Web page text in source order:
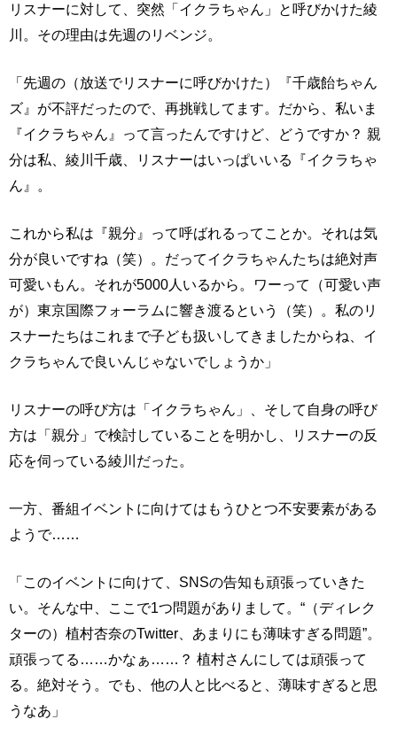
リスナーに対して、突然「イクラちゃん」と呼びかけた綾
川。その理由は先週のリベンジ。
「先週の（放送でリスナーに呼びかけた）『千歳飴ちゃん
ズ』が不評だったので、再挑戦してます。だから、私いま
『イクラちゃん』って言ったんですけど、どうですか？ 親
分は私、綾川千歳、リスナーはいっぱいいる『イクラちゃ
ん』。
これから私は『親分』って呼ばれるってことか。それは気
分が良いですね（笑）。だってイクラちゃんたちは絶対声
可愛いもん。それが5000人いるから。ワーって（可愛い声
が）東京国際フォーラムに響き渡るという（笑）。私のリ
スナーたちはこれまで子ども扱いしてきましたからね、イ
クラちゃんで良いんじゃないでしょうか」
リスナーの呼び方は「イクラちゃん」、そして自身の呼び
方は「親分」で検討していることを明かし、リスナーの反
応を伺っている綾川だった。
一方、番組イベントに向けてはもうひとつ不安要素がある
ようで……
「このイベントに向けて、SNSの告知も頑張っていきた
い。そんな中、ここで1つ問題がありまして。“（ディレク
ターの）植村杏奈のTwitter、あまりにも薄味すぎる問題”。
頑張ってる……かなぁ……？ 植村さんにしては頑張って
る。絶対そう。でも、他の人と比べると、薄味すぎると思
うなあ」